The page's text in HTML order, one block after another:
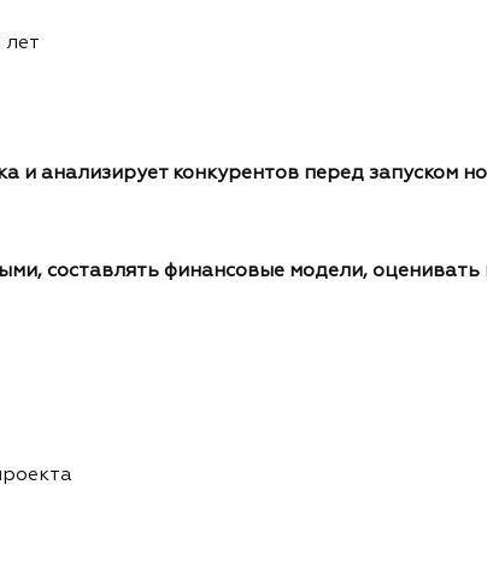
лет
и анализирует конкурентов перед запуском
составлять финансовые модели,